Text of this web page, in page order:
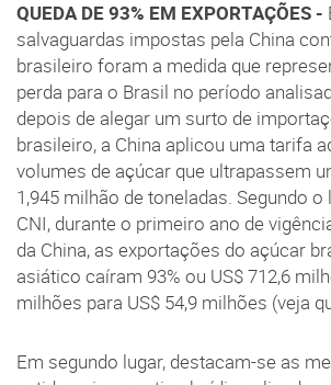
QUEDA DE 93% EM EXPORTAÇÕES -
salvaguardas impostas pela China
brasileiro foram a medida que
perda para o Brasil no período
depois de alegar um surto de
brasileiro, a China aplicou uma tarifa
volumes de açúcar que ultrapassem
1,945 milhão de toneladas. Segundo
CNI, durante o primeiro ano de
da China, as exportações do açúcar
asiático caíram 93% ou US$ 712,6
milhões para US$ 54,9 milhões (veja
Em segundo lugar, destacam-se as